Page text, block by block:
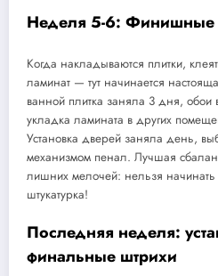
Неделя 5-6: Финишные
Когда накладываются плитки,
ламинат — тут начинается
ванной плитка заняла 3 дня,
укладка ламината в других
Установка дверей заняла день,
механизмом пенал. Лучшая
лишних мелочей: нельзя
штукатурка!
Последняя неделя:
финальные штрихи